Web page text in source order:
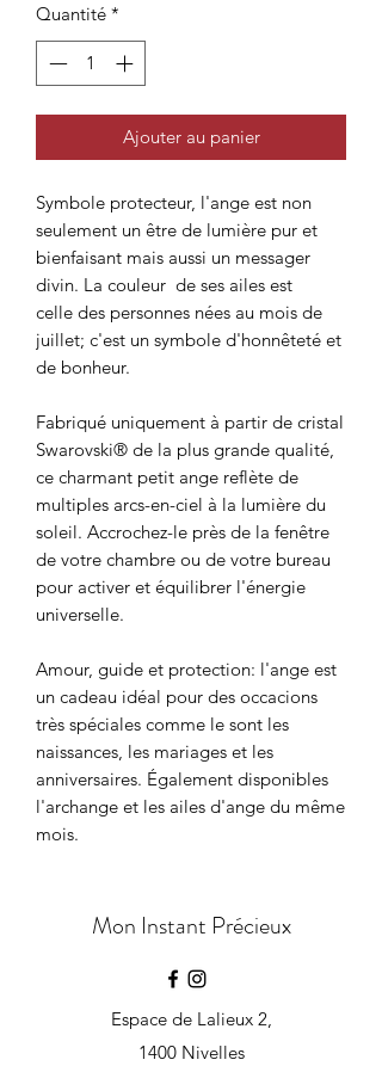
Quantité *
Ajouter au panier
Symbole protecteur, l'ange est non
seulement un être de lumière pur et
bienfaisant mais aussi un messager
divin. La couleur de ses ailes est
celle des personnes nées au mois de
juillet; c'est un symbole d'honnêteté et
de bonheur.
Fabriqué uniquement à partir de cristal
Swarovski® de la plus grande qualité,
ce charmant petit ange reflète de
multiples arcs-en-ciel à la lumière du
soleil. Accrochez-le près de la fenêtre
de votre chambre ou de votre bureau
pour activer et équilibrer l'énergie
universelle.
Amour, guide et protection: l'ange est
un cadeau idéal pour des occacions
très spéciales comme le sont les
naissances, les mariages et les
anniversaires. Également disponibles
l'archange et les ailes d'ange du même
mois.
Mon Instant Précieux
Espace de Lalieux 2,
1400 Nivelles